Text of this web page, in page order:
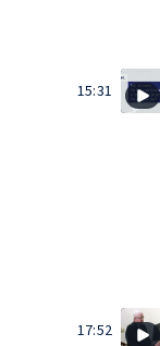
15:31
17:52